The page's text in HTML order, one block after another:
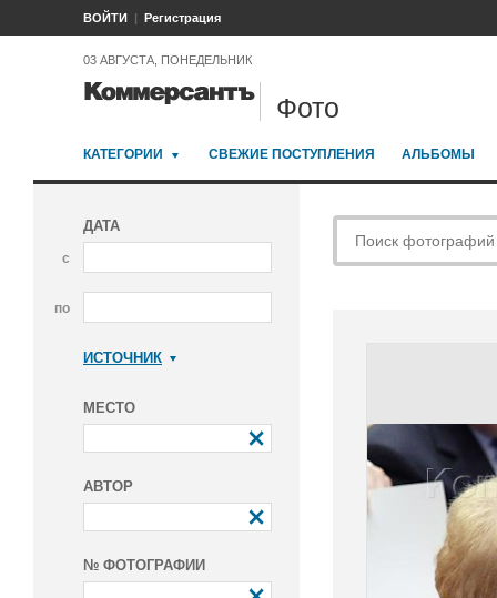
ВОЙТИ Регистрация
03 АВГУСТА, ПОНЕДЕЛЬНИК
Фото
КАТЕГОРИИ СВЕЖИЕ ПОСТУПЛЕНИЯ АЛЬБОМЫ
ДАТА
с
по
ИСТОЧНИК
МЕСТО
АВТОР
№ ФОТОГРАФИИ